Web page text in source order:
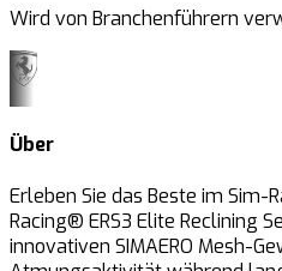
Wird von Branchenführern
Über
Erleben Sie das Beste im Sim-
Racing® ERS3 Elite Reclining
innovativen SIMAERO Mesh-